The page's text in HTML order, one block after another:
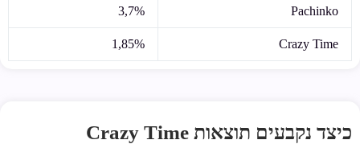
Pachinko
3,7%
Crazy Time
1,85%
כיצד נקבעים תוצאות Crazy Time